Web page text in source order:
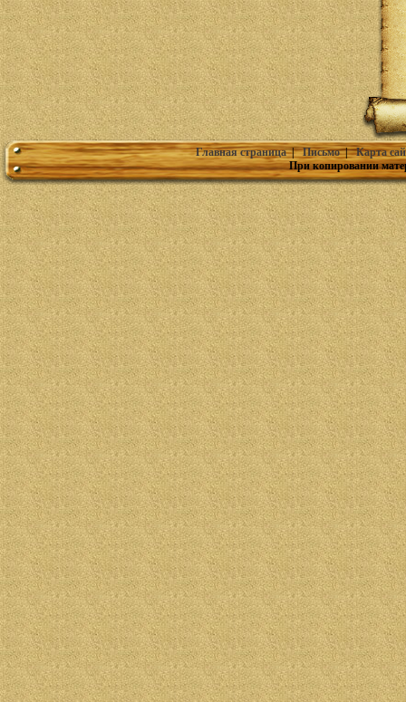
Главная страница|Письмо|Карта
При копировании